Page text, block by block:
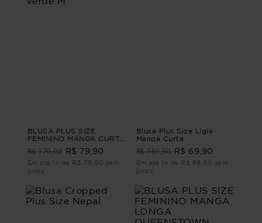
BLUSA PLUS SIZE
FEMININO MANGA CURTA
MOSCATO Verde M
R$ 179,90 R$ 79,90
Em até 1x de R$ 79,90 sem
juros
Blusa Plus Size Lígia
Manga Curta
R$ 169,90 R$ 69,90
Em até 1x de R$ 69,90 sem
juros